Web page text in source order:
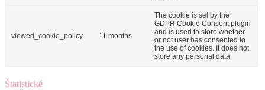
viewed_cookie_policy 11 months
The cookie is set by the
GDPR Cookie Consent plugin
and is used to store whether
or not user has consented to
the use of cookies. It does not
store any personal data.
Štatistické